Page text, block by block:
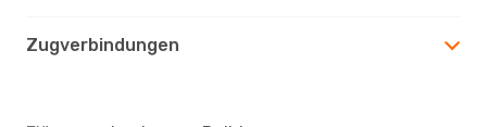
Zugverbindungen